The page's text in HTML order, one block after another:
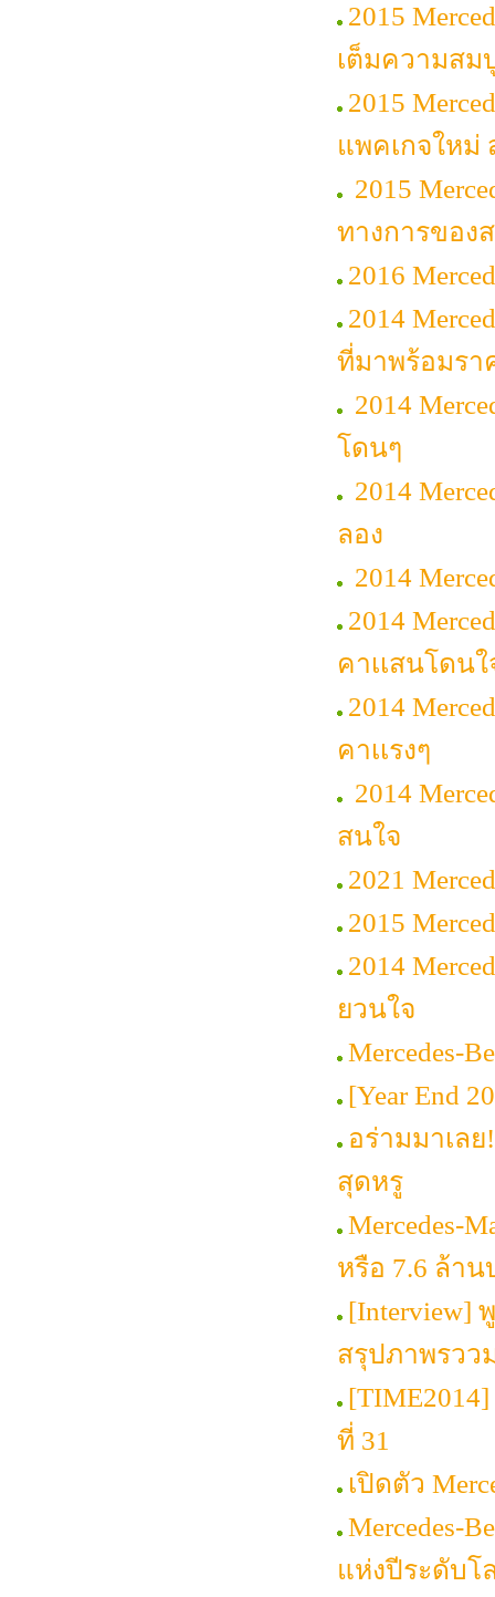
2015
เต็มความส
2015
แพคเกจใหม่
2015
ทางการของ
2016
2014
ที่มาพร้อมรา
2014
โดนๆ
2014
ลอง
2014
2014
คาเเสนโดนใ
2014
คาเเรงๆ
2014
สนใจ
2021
2015
2014
ยวนใจ
Mercedes-
[Year End
อร่ามมาเลย
สุดหรู
Mercedes-
หรือ 7.6 ล้าน
[Interview]
สรุปภาพรวว
ที่ 31
เปิดตัว
Mercedes-
แห่งปีระดับโ